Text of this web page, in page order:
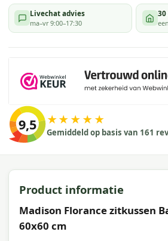
Livechat advies
ma–vr 9:00–17:30
30
9,5 ★★★★★
Gemiddeld op basis van 161
Product informatie
Madison Florance zitkussen
60x60 cm